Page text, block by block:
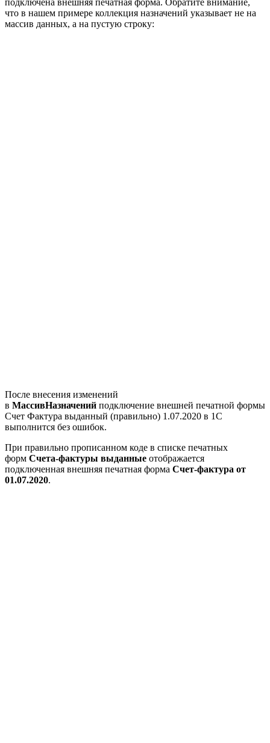
подключена внешняя печатная форма. Обратите внимание,
что в нашем примере коллекция назначений указывает не на
массив данных, а на пустую строку:
После внесения изменений
в МассивНазначений подключение внешней печатной формы
Счет Фактура выданный (правильно) 1.07.2020 в 1С
выполнится без ошибок.
При правильно прописанном коде в списке печатных
форм Счета-фактуры выданные отображается
подключенная внешняя печатная форма Счет-фактура от
01.07.2020.